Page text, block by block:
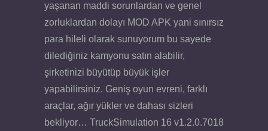
yaşanan maddi sorunlardan ve genel
zorluklardan dolayı MOD APK yani sınırsız
para hileli olarak sunuyorum bu sayede
dilediğiniz kamyonu satın alabilir,
şirketinizi büyütüp büyük işler
yapabilirsiniz. Geniş oyun evreni, farklı
araçlar, ağır yükler ve dahası sizleri
bekliyor… TruckSimulation 16 v1.2.0.7018